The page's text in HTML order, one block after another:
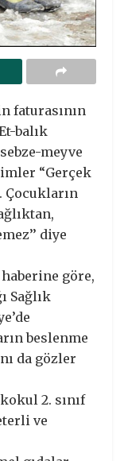
faturasının
balık
meyve
“Gerçek
Çocukların
diye
göre,
Sağlık
beslenme
da gözler
2. sınıf
ve